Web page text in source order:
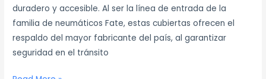
duradero y accesible. Al ser la línea de entrada de la
familia de neumáticos Fate, estas cubiertas ofrecen el
respaldo del mayor fabricante del país, al garantizar
seguridad en el tránsito